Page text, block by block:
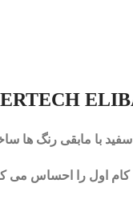
با مابقی رنگ ها
کام اول را احساس می